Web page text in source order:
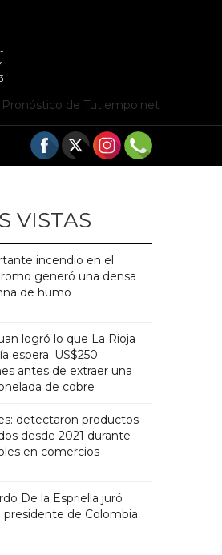
Pronóstico de Tutiempo.net
VISTAS
incendio en el
generó una densa
de humo
logró lo que La Rioja
espera: US$250
antes de extraer una
de cobre
detectaron productos
desde 2021 durante
en comercios
De la Espriella juró
presidente de Colombia